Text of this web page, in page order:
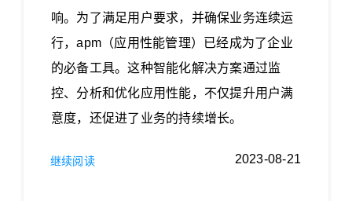
响。为了满足用户要求，并确保业务连续运
行，apm（应用性能管理）已经成为了企业
的必备工具。这种智能化解决方案通过监
控、分析和优化应用性能，不仅提升用户满
意度，还促进了业务的持续增长。
2023-08-21
继续阅读